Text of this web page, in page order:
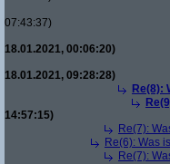
07:43:37)
18.01.2021, 00:06:20)
18.01.2021, 09:28:28)
Re(8):
14:57:15)
Re(7):
Re(6): Was
Re(7):